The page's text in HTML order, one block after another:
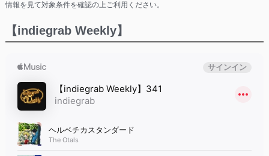
情報を見て対象条件を確認の上ご利用ください。
【indiegrab Weekly】